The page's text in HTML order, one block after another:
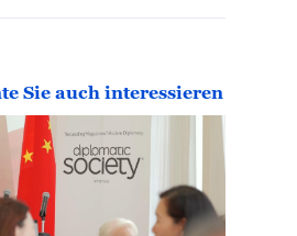
Sie auch interessieren